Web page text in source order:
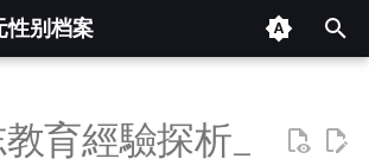
性别档案
育經驗探析_